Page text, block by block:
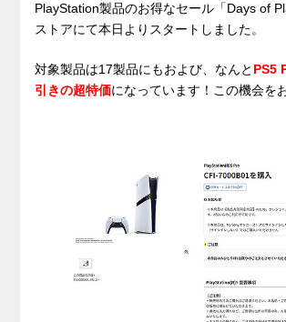
PlayStation製品のお得なセール「Days of
ストアにて本日よりスタートしました。
対象製品は17製品にもおよび、なんと PS5
引きの超特価になっています！この機会を